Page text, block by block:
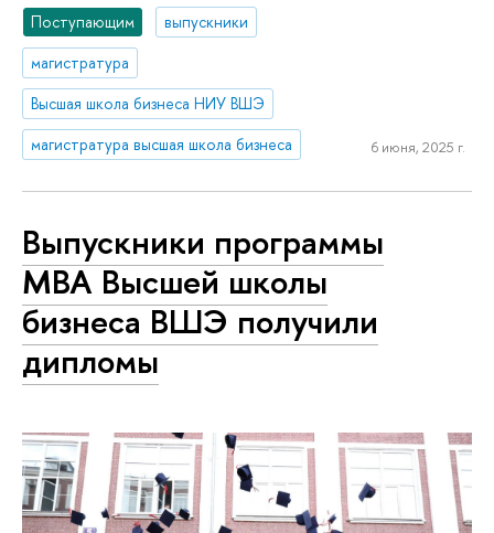
Поступающим
выпускники
магистратура
Высшая школа бизнеса НИУ ВШЭ
магистратура высшая школа бизнеса
6 июня, 2025 г.
Выпускники программы
MBA Высшей школы
бизнеса ВШЭ получили
дипломы